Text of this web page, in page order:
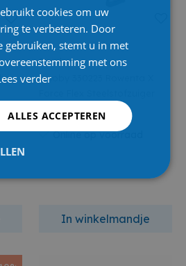
Smoby
Smoby 330223 Rowenta X
€ 22,95
Online op voorraad
In winkelmandje
cookies om uw
te verbeteren. Door
gebruiken, stemt u in met
met ons
verder
ALLES ACCEPTEREN